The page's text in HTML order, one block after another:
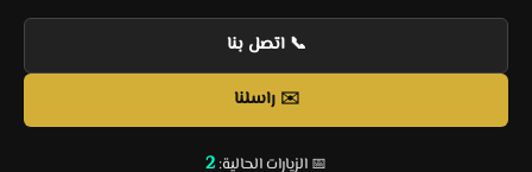
📞 اتصل بنا
✉️ راسلنا
📅 الزيارات الحالية: 2